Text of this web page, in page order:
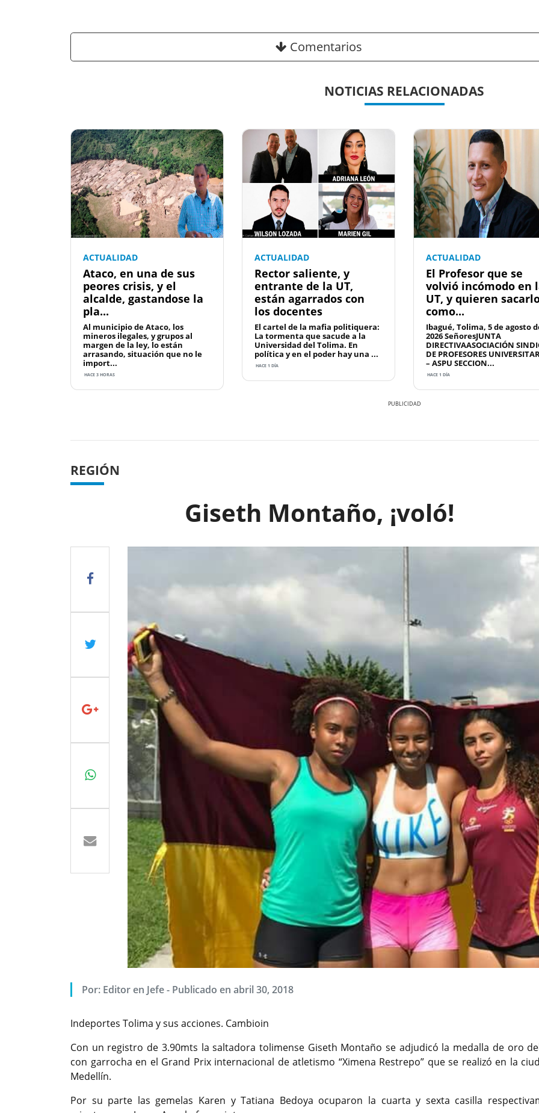
Comentarios
NOTICIAS RELACIONADAS
ACTUALIDAD
Ataco, en una de sus
peores crisis, y el
alcalde, gastandose la
pla...
Al municipio de Ataco, los
mineros ilegales, y grupos al
margen de la ley, lo están
arrasando, situación que no le
import...
HACE 3 HORAS
ACTUALIDAD
Rector saliente, y
entrante de la UT,
están agarrados con
los docentes
El cartel de la mafia politiquera:
La tormenta que sacude a la
Universidad del Tolima. En
política y en el poder hay una ...
HACE 1 DÍA
ACTUALIDAD
El Profesor que se
volvió incómodo en
UT, y quieren
como...
Ibagué, Tolima, 5 de agosto
2026 SeñoresJUNTA
DIRECTIVAASOCIACIÓN
DE PROFESORES
– ASPU SECCION...
HACE 1 DÍA
REGIÓN
Giseth Montaño, ¡voló!
Por: Editor en Jefe- Publicado en abril 30, 2018
Indeportes Tolima y sus acciones. Cambioin
Con un registro de 3.90mts la saltadora tolimense Giseth Montaño se adjudicó la medalla de oro
con garrocha en el Grand Prix internacional de atletismo “Ximena Restrepo” que se realizó en la
Medellín.
Por su parte las gemelas Karen y Tatiana Bedoya ocuparon la cuarta y sexta casilla